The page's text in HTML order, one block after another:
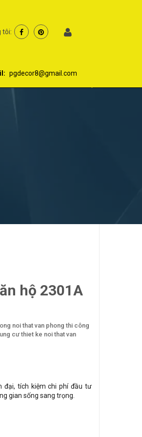
tôi:
pgdecor8@gmail.com
hộ 2301A
noi that van phong thi công
cư thiet ke noi that van
đại, tích kiệm chi phí đầu tư
gian sống sang trọng.